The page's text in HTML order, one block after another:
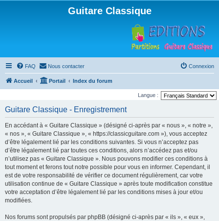
Guitare Classique
FAQ Nous contacter Connexion
Accueil Portail Index du forum
Langue :
Guitare Classique - Enregistrement
En accédant à « Guitare Classique » (désigné ci-après par « nous », « notre »,
« nos », « Guitare Classique », « https://classicguitare.com »), vous acceptez
d’être légalement lié par les conditions suivantes. Si vous n’acceptez pas
d’être légalement lié par toutes ces conditions, alors n’accédez pas et/ou
n’utilisez pas « Guitare Classique ». Nous pouvons modifier ces conditions à
tout moment et ferons tout notre possible pour vous en informer. Cependant, il
est de votre responsabilité de vérifier ce document régulièrement, car votre
utilisation continue de « Guitare Classique » après toute modification constitue
votre acceptation d’être légalement lié par les conditions mises à jour et/ou
modifiées.
Nos forums sont propulsés par phpBB (désigné ci-après par « ils », « eux »,